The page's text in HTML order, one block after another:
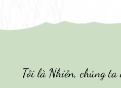
Tôi là Nhiên, chúng ta